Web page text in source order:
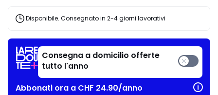
CHF
110.00
di
riduzione
applicata.
Disponibile. Consegnato in 2-4 giorni lavorativi
Consegna a domicilio offerte
tutto l'anno
Abbonati ora a CHF 24.90/anno